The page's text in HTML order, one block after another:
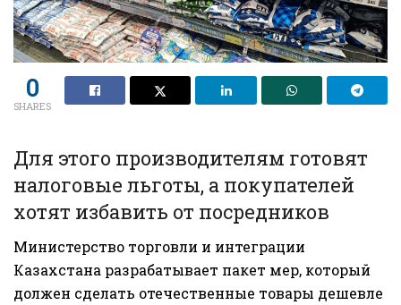
0
SHARES
Для этого производителям готовят
налоговые льготы, а покупателей
хотят избавить от посредников
Министерство торговли и интеграции
Казахстана разрабатывает пакет мер, который
должен сделать отечественные товары дешевле